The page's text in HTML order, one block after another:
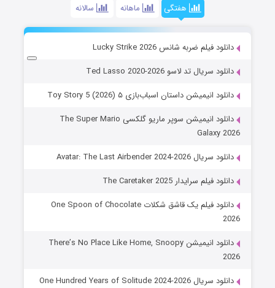
هفتگی ماهانه سالانه
دانلود فیلم ضربه شانس Lucky Strike 2026
دانلود سریال تد لاسو Ted Lasso 2020-2026
دانلود انیمیشن داستان اسباب‌بازی ۵ Toy Story 5 (2026)
دانلود انیمیشن سوپر ماریو گلکسی The Super Mario
Galaxy 2026
دانلود سریال Avatar: The Last Airbender 2024-2026
دانلود فیلم سرایدار The Caretaker 2025
دانلود فیلم یک قاشق شکلات One Spoon of Chocolate
2026
دانلود انیمیشن There’s No Place Like Home, Snoopy
2026
دانلود سریال One Hundred Years of Solitude 2024-2026